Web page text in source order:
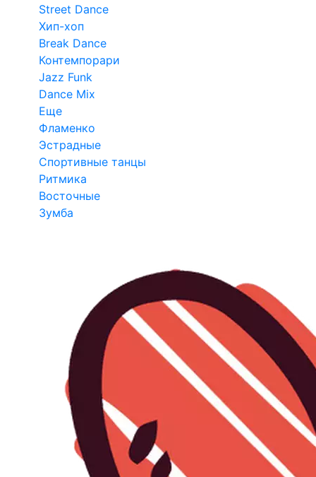
Street Dance
Хип-хоп
Break Dance
Контемпорари
Jazz Funk
Dance Mix
Еще
Фламенко
Эстрадные
Спортивные танцы
Ритмика
Восточные
Зумба